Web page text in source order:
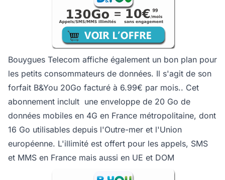
Bouygues Telecom affiche également un bon plan pour
les petits consommateurs de données. Il s'agit de son
forfait B&You 20Go facturé à 6.99€ par mois.. Cet
abonnement inclult une enveloppe de 20 Go de
données mobiles en 4G en France métropolitaine, dont
16 Go utilisables depuis l'Outre-mer et l'Union
européenne. L'illimité est offert pour les appels, SMS
et MMS en France mais aussi en UE et DOM